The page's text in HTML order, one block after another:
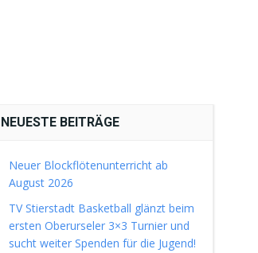
NEUESTE BEITRÄGE
Neuer Blockflötenunterricht ab
August 2026
TV Stierstadt Basketball glänzt beim
ersten Oberurseler 3×3 Turnier und
sucht weiter Spenden für die Jugend!